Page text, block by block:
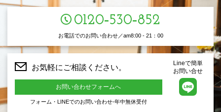
0120‑530‑852
お電話でのお問い合わせ／am8:00 - 21：00
お気軽にご相談ください。
お問い合わせフォームへ
フォーム・LINEでのお問い合わせ-年中無休受付
Lineで簡単
お問い合せ